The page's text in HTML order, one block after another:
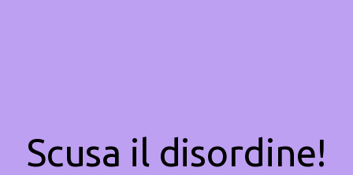
Scusa il disordine!